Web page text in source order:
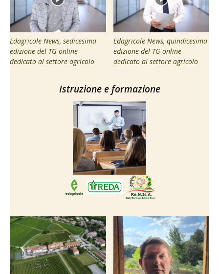
Edagricole News, sedicesima
edizione del TG online
dedicato al settore agricolo
Edagricole News, quindicesima
edizione del TG online
dedicato al settore agricolo
Istruzione e formazione